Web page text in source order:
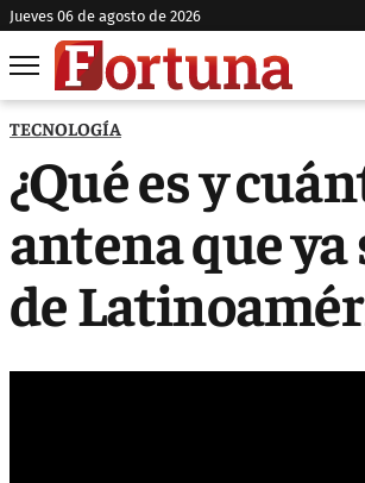
jueves 06 de agosto de 2026
TECNOLOGÍA
¿Qué es y
antena que ya
de